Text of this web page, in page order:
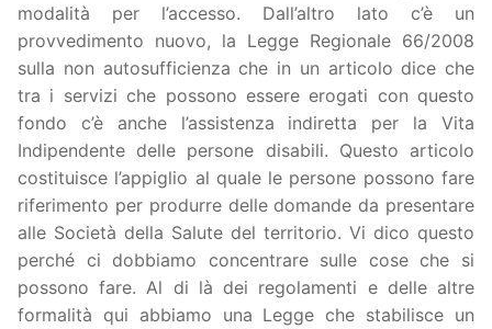
modalità per l’accesso. Dall’altro lato c’è un
provvedimento nuovo, la Legge Regionale 66/2008
sulla non autosufficienza che in un articolo dice che
tra i servizi che possono essere erogati con questo
fondo c’è anche l’assistenza indiretta per la Vita
Indipendente delle persone disabili. Questo articolo
costituisce l’appiglio al quale le persone possono fare
riferimento per produrre delle domande da presentare
alle Società della Salute del territorio. Vi dico questo
perché ci dobbiamo concentrare sulle cose che si
possono fare. Al di là dei regolamenti e delle altre
formalità qui abbiamo una Legge che stabilisce un